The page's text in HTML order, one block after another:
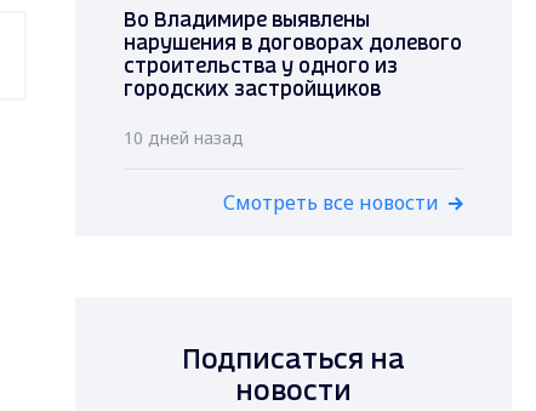
Во Владимире выявлены
нарушения в договорах долевого
строительства у одного из
городских застройщиков
10 дней назад
Смотреть все новости
Подписаться на
новости